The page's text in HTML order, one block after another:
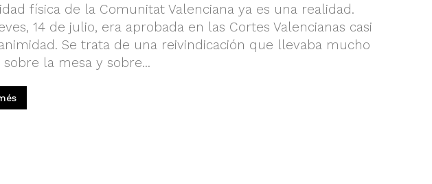
física de la Comunitat Valenciana ya es una realidad.
14 de julio, era aprobada en las Cortes Valencianas casi
Se trata de una reivindicación que llevaba mucho
la mesa y sobre...